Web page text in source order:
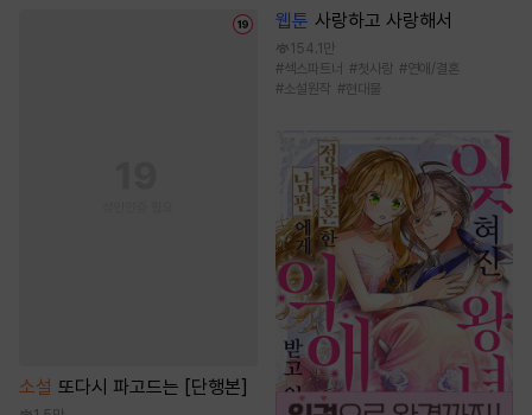
소설 또다시 파고드는 [단행본]
웹툰 사랑하고 사랑해서
154.1만
#섹스파트너 #첫사랑 #연애/결혼
#소설원작 #현대물